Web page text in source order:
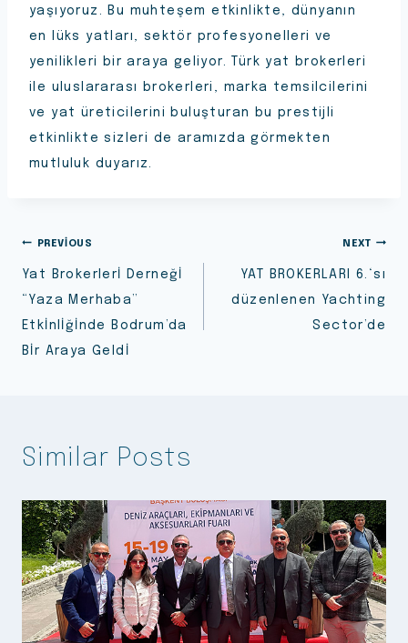
yaşıyoruz. Bu muhteşem etkinlikte, dünyanın
en lüks yatları, sektör profesyonelleri ve
yenilikleri bir araya geliyor. Türk yat brokerleri
ile uluslararası brokerleri, marka temsilcilerini
ve yat üreticilerini buluşturan bu prestijli
etkinlikte sizleri de aramızda görmekten
mutluluk duyarız.
PREVIOUS
Yat Brokerlerİ Derneğİ
“Yaza Merhaba”
Etkİnlİğİnde Bodrum’da
Bİr Araya Geldİ
NEXT
YAT BROKERLARI 6.‘sı
düzenlenen Yachting
Sector’de
Similar Posts